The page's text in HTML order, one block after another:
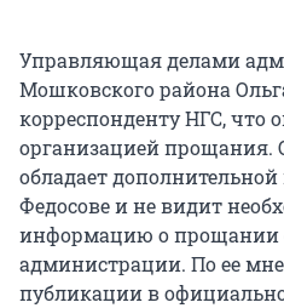
Управляющая делами
Мошковского района
корреспонденту НГС, что
организацией прощания.
обладает
Федосове и не видит
информацию о прощании
администрации. По ее
публикации в